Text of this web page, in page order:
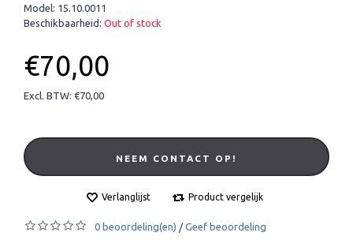
Model: 15.10.0011
Beschikbaarheid: Out of stock
€70,00
Excl. BTW: €70,00
NEEM CONTACT OP!
Verlanglijst Product vergelijk
0 beoordeling(en) / Geef beoordeling